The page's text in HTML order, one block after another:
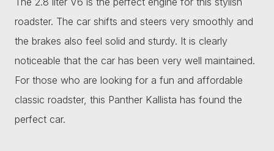
roadster. The car shifts and steers very smoothly and
the brakes also feel solid and sturdy. It is clearly
noticeable that the car has been very well maintained.
For those who are looking for a fun and affordable
classic roadster, this Panther Kallista has found the
perfect car.